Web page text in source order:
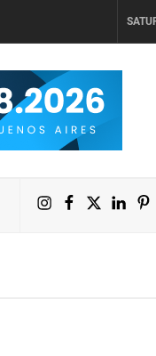
Instagram
Facebook
X